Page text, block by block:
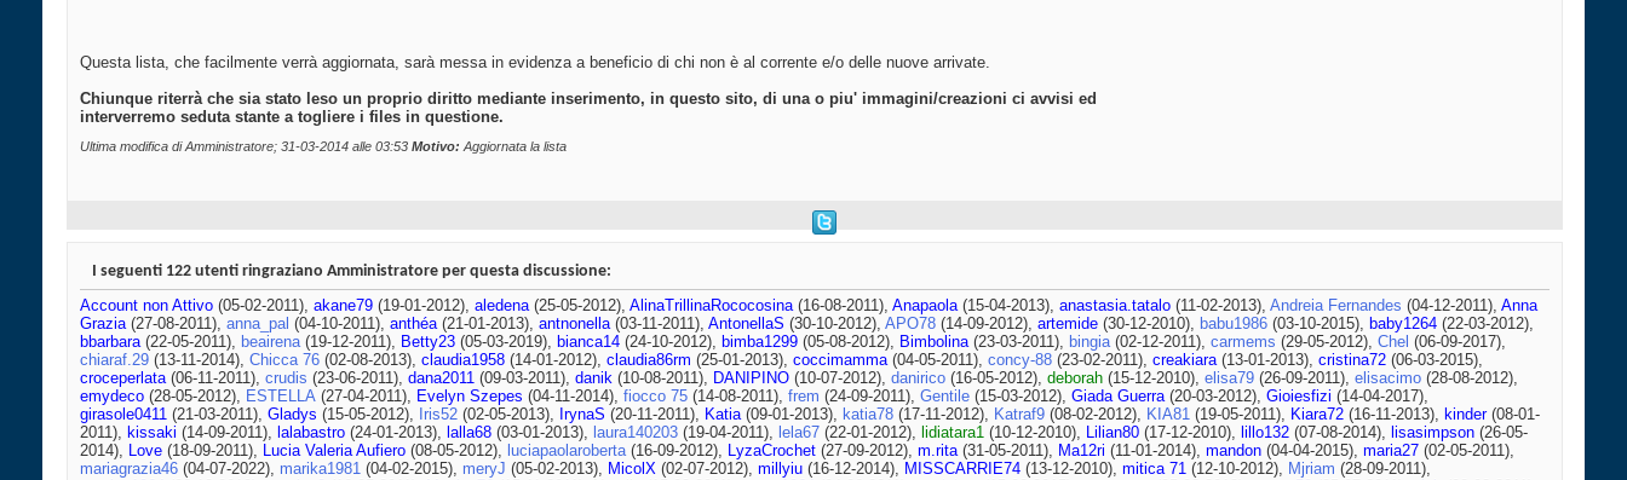
Questa lista, che facilmente verrà aggiornata, sarà messa in evidenza a beneficio di chi non è al corrente e/o delle nuove arrivate.
Chiunque riterrà che sia stato leso un proprio diritto mediante inserimento, in questo sito, di una o piu' immagini/creazioni ci avvisi ed
interverremo seduta stante a togliere i files in questione.
Ultima modifica di Amministratore; 31-03-2014 alle 03:53 Motivo: Aggiornata la lista
I seguenti 122 utenti ringraziano Amministratore per questa discussione:
Account non Attivo (05-02-2011), akane79 (19-01-2012), aledena(25-05-2012), AlinaTrillinaRococosina(16-08-2011), Anapaola(15-04-2013), anastasia.tatalo (11-02-2013), Andreia Fernandes (04-12-2011), Anna
Grazia(27-08-2011), anna_pal (04-10-2011), anthéa(21-01-2013), antnonella(03-11-2011), AntonellaS (30-10-2012), APO78 (14-09-2012), artemide (30-12-2010), babu1986 (03-10-2015), baby1264 (22-03-2012),
bbarbara(22-05-2011), beairena(19-12-2011), Betty23 (05-03-2019), bianca14 (24-10-2012), bimba1299 (05-08-2012), Bimbolina(23-03-2011), bingia(02-12-2011), carmems (29-05-2012), Chel (06-09-2017),
chiaraf.29 (13-11-2014), Chicca 76 (02-08-2013), claudia1958 (14-01-2012), claudia86rm (25-01-2013), coccimamma(04-05-2011), concy-88 (23-02-2011), creakiara(13-01-2013), cristina72 (06-03-2015),
croceperlata(06-11-2011), crudis (23-06-2011), dana2011 (09-03-2011), danik (10-08-2011), DANIPINO (10-07-2012), danirico (16-05-2012), deborah (15-12-2010), elisa79 (26-09-2011), elisacimo (28-08-2012),
emydeco (28-05-2012), ESTELLA (27-04-2011), Evelyn Szepes (04-11-2014), fiocco 75 (14-08-2011), frem (24-09-2011), Gentile (15-03-2012), Giada Guerra(20-03-2012), Gioiesfizi (14-04-2017),
girasole0411 (21-03-2011), Gladys (15-05-2012), Iris52 (02-05-2013), IrynaS (20-11-2011), Katia(09-01-2013), katia78 (17-11-2012), Katraf9 (08-02-2012), KIA81 (19-05-2011), Kiara72 (16-11-2013), kinder(08-01-
2011), kissaki (14-09-2011), lalabastro (24-01-2013), lalla68 (03-01-2013), laura140203 (19-04-2011), lela67 (22-01-2012), lidiatara1 (10-12-2010), Lilian80 (17-12-2010), lillo132 (07-08-2014), lisasimpson (26-05-
2014), Love (18-09-2011), Lucia Valeria Aufiero (08-05-2012), luciapaolaroberta(16-09-2012), LyzaCrochet (27-09-2012), m.rita(31-05-2011), Ma12ri (11-01-2014), mandon (04-04-2015), maria27 (02-05-2011),
mariagrazia46 (04-07-2022), marika1981 (04-02-2015), meryJ (05-02-2013), MicolX (02-07-2012), millyiu (16-12-2014), MISSCARRIE74 (13-12-2010), mitica 71 (12-10-2012), Mjriam (28-09-2011),